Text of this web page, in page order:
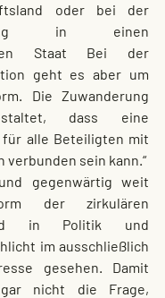
oder bei der
in einen
Staat Bei der
geht es aber um
Die Zuwanderung
dass eine
für alle Beteiligten mit
verbunden sein kann.“
gegenwärtig weit
der zirkulären
in Politik und
im ausschließlich
gesehen. Damit
nicht die Frage,